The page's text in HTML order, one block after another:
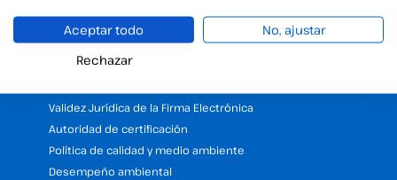
FAQs
Trabaja con nosotros
Validez Jurídica de la Firma Electrónica
Autoridad de certificación
Política de calidad y medio ambiente
Desempeño ambiental
Aceptar todo
No, ajustar
Rechazar